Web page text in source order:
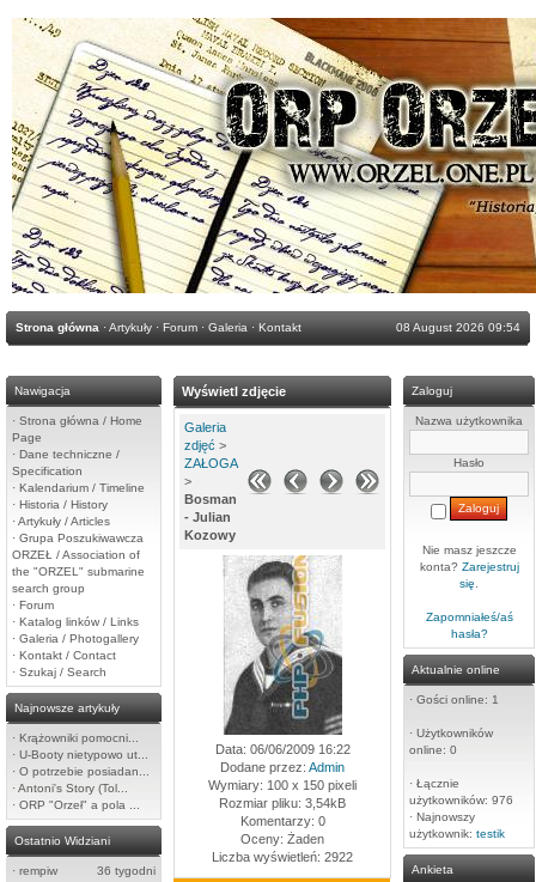
Strona główna ·Artykuły · Forum · Galeria · Kontakt 08 August 2026 09:54
Nawigacja
· Strona główna / Home
Page
· Dane techniczne /
Specification
· Kalendarium / Timeline
· Historia / History
·Artykuły / Articles
· Grupa Poszukiwawcza
ORZEŁ / Association of
the "ORZEL" submarine
search group
· Forum
· Katalog linków / Links
· Galeria / Photogallery
· Kontakt / Contact
· Szukaj / Search
Najnowsze artykuły
· Krążowniki pomocni...
· U-Booty nietypowo ut...
· O potrzebie posiadan...
· Antoni's Story (Tol...
· ORP "Orzeł" a pola ...
Ostatnio Widziani
· rempiw
36 tygodni
Wyświetl zdjęcie
Galeria
zdjęć >
ZAŁOGA
>
Bosman
- Julian
Kozowy
Data: 06/06/2009 16:22
Dodane przez: Admin
Wymiary: 100 x 150 pixeli
Rozmiar pliku: 3,54kB
Komentarzy: 0
Oceny: Żaden
Liczba wyświetleń: 2922
Zaloguj
Nazwa użytkownika
Hasło
Nie masz jeszcze
konta? Zarejestruj
się
Zapomniałeś/aś
hasła?
Aktualnie online
· Gości online: 1
· Użytkowników
online: 0
· Łącznie
użytkowników: 976
· Najnowszy
użytkownik: testik
Ankieta